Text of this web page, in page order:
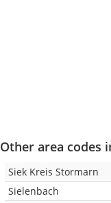
Other area codes
Siek Kreis Stormarn
Sielenbach